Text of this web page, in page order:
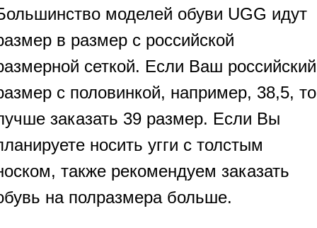
моделей обуви UGG идут
в размер с российской
сеткой. Если Ваш российский
с половинкой, например, 38,5, то
заказать 39 размер. Если Вы
носить угги с толстым
также рекомендуем заказать
на полразмера больше.